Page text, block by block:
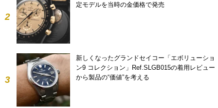
2
定モデルを当時の金価格で発売
3
新しくなったグランドセイコー「エボリューショ
ン9 コレクション」Ref.SLGB015の着用レビュー
から製品の“価値”を考える